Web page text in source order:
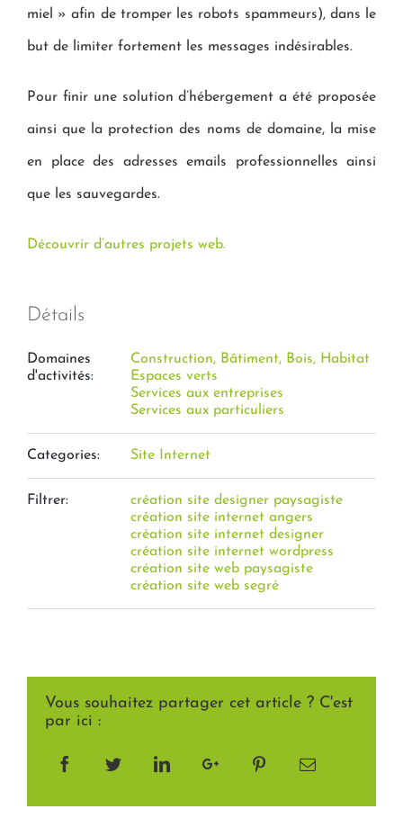
miel » afin de tromper les robots spammeurs), dans le
but de limiter fortement les messages indésirables.
Pour finir une solution d’hébergement a été proposée
ainsi que la protection des noms de domaine, la mise
en place des adresses emails professionnelles ainsi
que les sauvegardes.
Découvrir d’autres projets web.
Détails
Domaines
d'activités:
Construction, Bâtiment, Bois, Habitat
Espaces verts
Services aux entreprises
Services aux particuliers
Categories: Site Internet
Filtrer:
création site designer paysagiste
création site internet angers
création site internet designer
création site internet wordpress
création site web paysagiste
création site web segré
Vous souhaitez partager cet article ? C'est
par ici :
FacebookTwitterLinkedInGoogle+ PinterestEmail